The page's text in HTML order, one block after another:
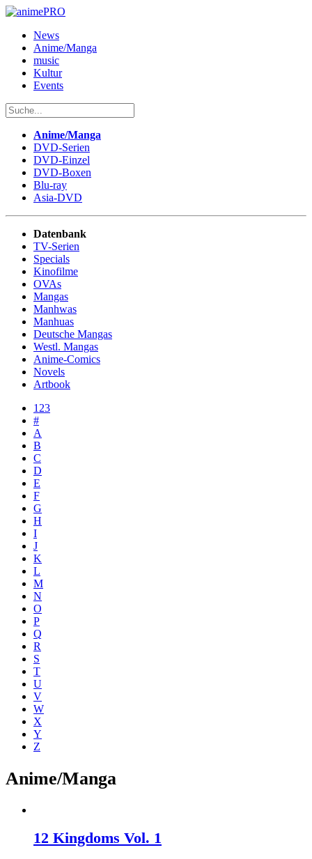
News
Anime/Manga
music
Kultur
Events
Anime/Manga
DVD-Serien
DVD-Einzel
DVD-Boxen
Blu-ray
Asia-DVD
Datenbank
TV-Serien
Specials
Kinofilme
OVAs
Mangas
Manhwas
Manhuas
Deutsche Mangas
Westl. Mangas
Anime-Comics
Novels
Artbook
123
#
A
B
C
D
E
F
G
H
I
J
K
L
M
N
O
P
Q
R
S
T
U
V
W
X
Y
Z
Anime/Manga
12 Kingdoms Vol. 1